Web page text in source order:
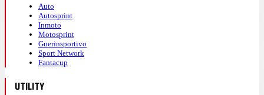
Auto
Autosprint
Inmoto
Motosprint
Guerinsportivo
Sport Network
Fantacup
UTILITY